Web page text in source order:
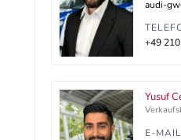
+49
Yusuf
E-MAIL